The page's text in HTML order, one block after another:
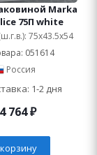
Marka
75П white
75x43.5x54
051614
Россия
1-2 дня
764₽